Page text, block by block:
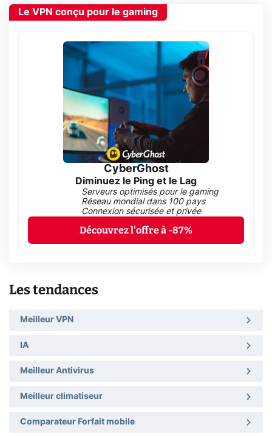
Le VPN conçu pour le gaming
CyberGhost
Diminuez le Ping et le Lag
Serveurs optimisés pour le gaming
Réseau mondial dans 100 pays
Connexion sécurisée et privée
Découvrez l'offre à -87%
Les tendances
Meilleur VPN
IA
Meilleur Antivirus
Meilleur climatiseur
Comparateur Forfait mobile